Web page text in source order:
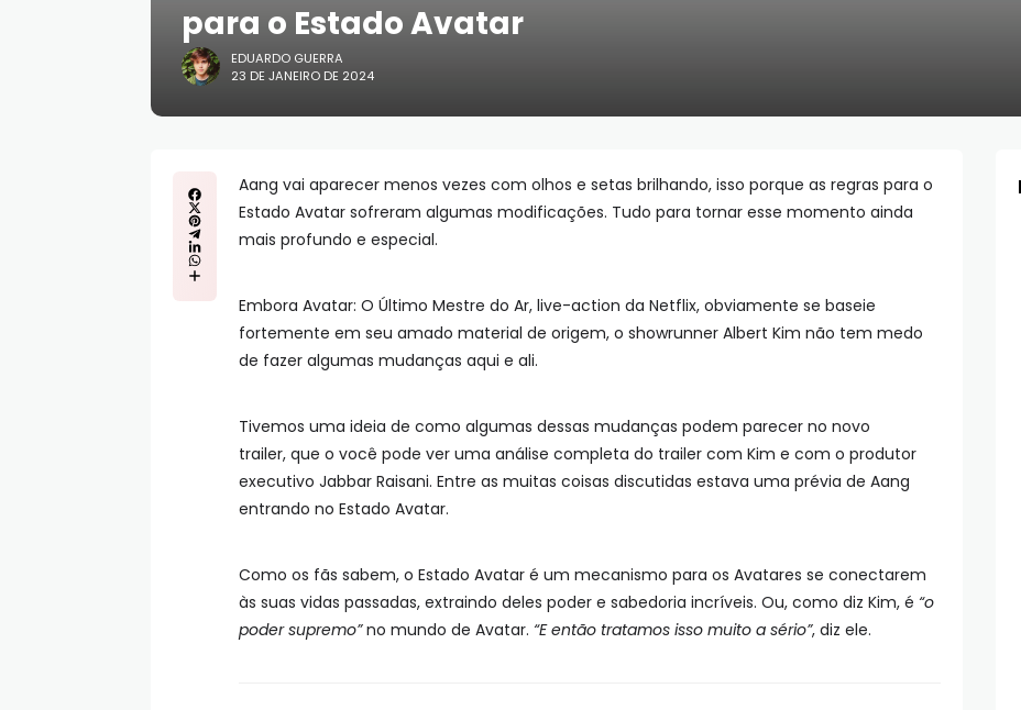
para o Estado Avatar
EDUARDO GUERRA
23 DE JANEIRO DE 2024
Aang vai aparecer menos vezes com olhos e setas brilhando, isso porque as regras para o
Estado Avatar sofreram algumas modificações. Tudo para tornar esse momento ainda
mais profundo e especial.
Embora Avatar: O Último Mestre do Ar, live-action da Netflix, obviamente se baseie
fortemente em seu amado material de origem, o showrunner Albert Kim não tem medo
de fazer algumas mudanças aqui e ali.
Tivemos uma ideia de como algumas dessas mudanças podem parecer no novo
trailer, que o você pode ver uma análise completa do trailer com Kim e com o produtor
executivo Jabbar Raisani. Entre as muitas coisas discutidas estava uma prévia de Aang
entrando no Estado Avatar.
Como os fãs sabem, o Estado Avatar é um mecanismo para os Avatares se conectarem
às suas vidas passadas, extraindo deles poder e sabedoria incríveis. Ou, como diz Kim, é “o
poder supremo”no mundo de Avatar. “E então tratamos isso muito a sério”, diz ele.